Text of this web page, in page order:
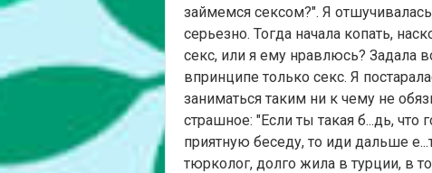
займемся сексом?". Я
серьезно. Тогда начала копать,
секс, или я ему нравлюсь? Задала
впринципе только секс. Я
заниматься таким ни к чему не
страшное: "Если ты такая б...дь, что
приятную беседу, то иди дальше
тюрколог, долго жила в турции, в